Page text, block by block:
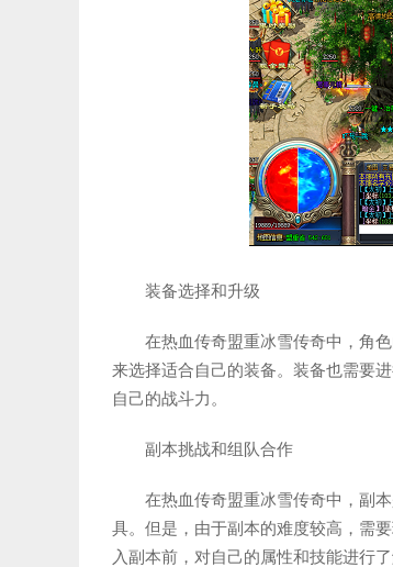
装备选择和升级
在热血传奇盟重冰雪传奇中，角
来选择适合自己的装备。装备也需要
自己的战斗力。
副本挑战和组队合作
在热血传奇盟重冰雪传奇中，副
具。但是，由于副本的难度较高，需
入副本前，对自己的属性和技能进行